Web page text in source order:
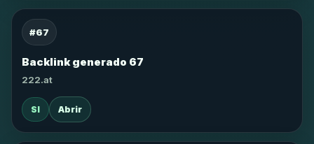
#67
Backlink generado 67
222.at
SI Abrir